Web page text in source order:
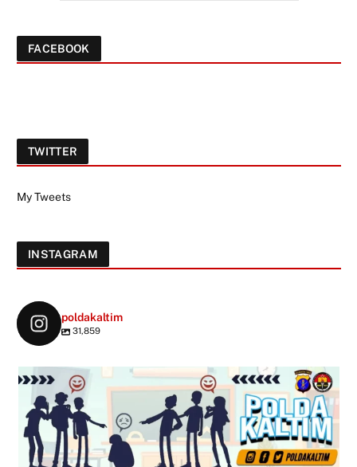
FACEBOOK
TWITTER
My Tweets
INSTAGRAM
poldakaltim
31,859